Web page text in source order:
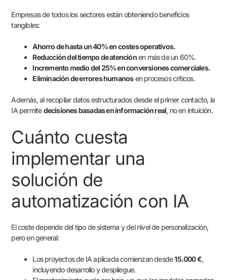
Empresas de todos los sectores están obteniendo beneficios
tangibles:
Ahorro de hasta un 40% en costes operativos.
Reducción del tiempo de atenciónen más de un 60%.
Incremento medio del 25% en conversiones comerciales.
Eliminación de errores humanosen procesos críticos.
Además, al recopilar datos estructurados desde el primer contacto, la
IA permitedecisiones basadas en información real, no en intuición.
Cuánto cuesta
implementar una
solución de
automatización con IA
El coste depende del tipo de sistema y del nivel de personalización,
pero en general:
Los proyectos de IA aplicada comienzan desde15.000 €,
incluyendo desarrollo y despliegue.